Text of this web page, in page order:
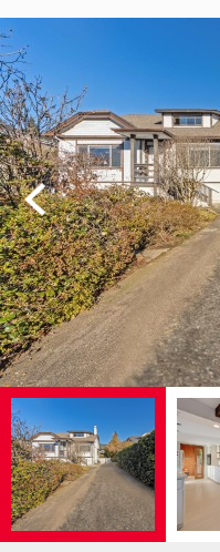
Previous